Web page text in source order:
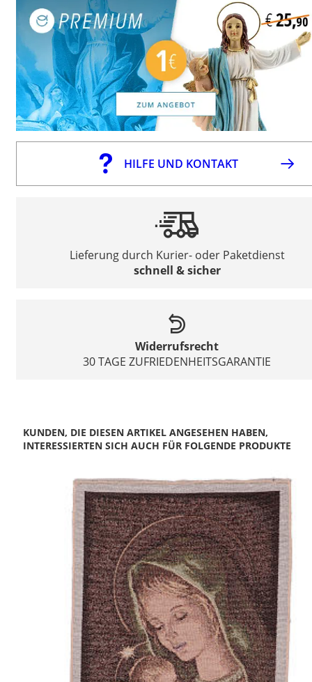
HILFE UND KONTAKT
Lieferung durch Kurier- oder Paketdienst
schnell & sicher
Widerrufsrecht
30 TAGE ZUFRIEDENHEITSGARANTIE
KUNDEN, DIE DIESEN ARTIKEL ANGESEHEN HABEN,
INTERESSIERTEN SICH AUCH FÜR FOLGENDE PRODUKTE